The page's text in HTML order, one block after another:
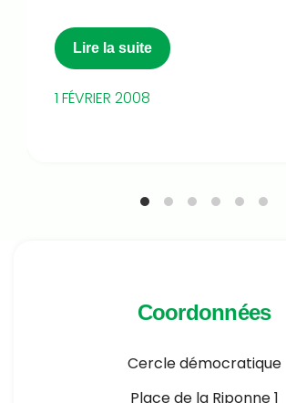
Lire la suite
1 FÉVRIER 2008
Coordonnées
Cercle démocratique
Place de la Riponne 1